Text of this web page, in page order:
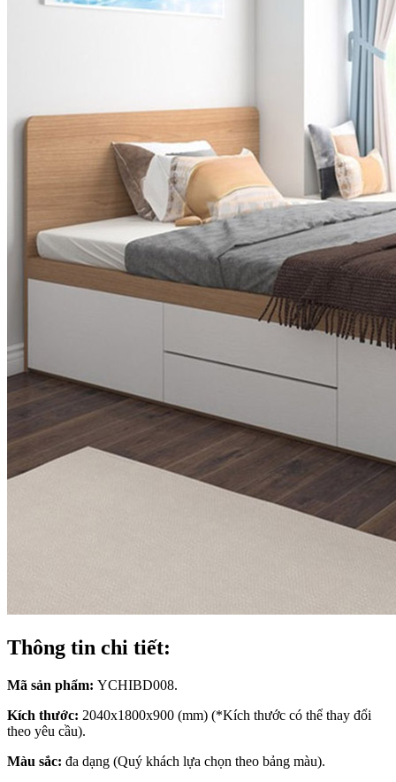
Thông tin chi tiết:
Mã sản phẩm: YCHIBD008.
Kích thước: 2040x1800x900 (mm) (*Kích thước có thể thay đổi
theo yêu cầu).
Màu sắc: đa dạng (Quý khách lựa chọn theo bảng màu).